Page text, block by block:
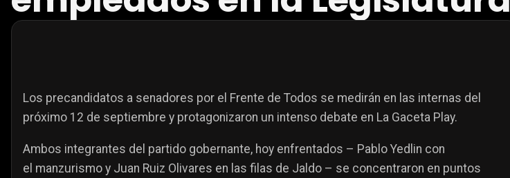
Los precandidatos a senadores por el Frente de Todos se medirán en las internas del
próximo 12 de septiembre y protagonizaron un intenso debate en La Gaceta Play.
Ambos integrantes del partido gobernante, hoy enfrentados – Pablo Yedlin con
el manzurismo y Juan Ruiz Olivares en las filas de Jaldo – se concentraron en puntos